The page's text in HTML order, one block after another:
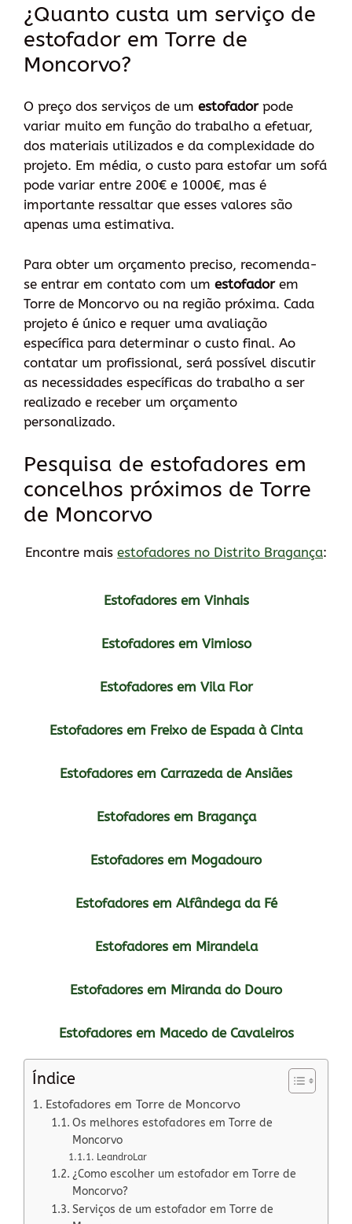
¿Quanto custa um serviço de
estofador em Torre de
Moncorvo?
O preço dos serviços de um estofadorpode
variar muito em função do trabalho a efetuar,
dos materiais utilizados e da complexidade do
projeto. Em média, o custo para estofar um sofá
pode variar entre 200€ e 1000€, mas é
importante ressaltar que esses valores são
apenas uma estimativa.
Para obter um orçamento preciso, recomenda-
se entrar em contato com um estofadorem
Torre de Moncorvo ou na região próxima. Cada
projeto é único e requer uma avaliação
específica para determinar o custo final. Ao
contatar um profissional, será possível discutir
as necessidades específicas do trabalho a ser
realizado e receber um orçamento
personalizado.
Pesquisa de estofadores em
concelhos próximos de Torre
de Moncorvo
Encontre mais estofadores no Distrito Bragança:
Estofadores em Vinhais
Estofadores em Vimioso
Estofadores em Vila Flor
Estofadores em Freixo de Espada à Cinta
Estofadores em Carrazeda de Ansiães
Estofadores em Bragança
Estofadores em Mogadouro
Estofadores em Alfândega da Fé
Estofadores em Mirandela
Estofadores em Miranda do Douro
Estofadores em Macedo de Cavaleiros
Índice
Estofadores em Torre de Moncorvo
Os melhores estofadores em Torre de
Moncorvo
LeandroLar
¿Como escolher um estofador em Torre de
Moncorvo?
Serviços de um estofador em Torre de